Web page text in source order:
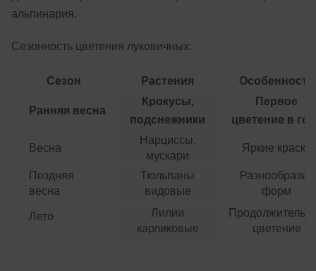
альпинария.
Сезонность цветения луковичных:
Сезон Растения Особенности
Ранняя весна
Крокусы,
подснежники
Первое
цветение в
Весна
Нарциссы,
мускари
Яркие краски
Поздняя
весна
Тюльпаны
видовые
Разнообразие
форм
Лето
Лилии
карликовые
цветение